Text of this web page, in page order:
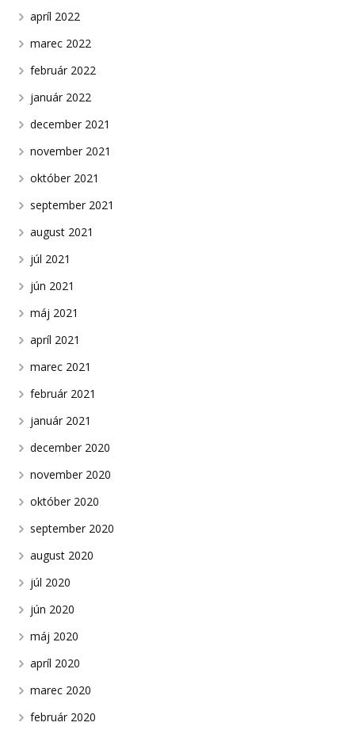
apríl 2022
marec 2022
február 2022
január 2022
december 2021
november 2021
október 2021
september 2021
august 2021
júl 2021
jún 2021
máj 2021
apríl 2021
marec 2021
február 2021
január 2021
december 2020
november 2020
október 2020
september 2020
august 2020
júl 2020
jún 2020
máj 2020
apríl 2020
marec 2020
február 2020